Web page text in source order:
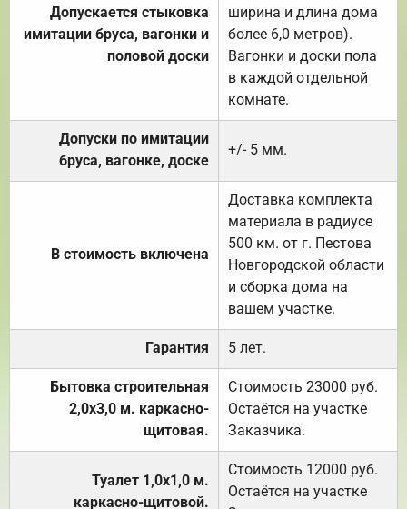
Допускается стыковка
имитации бруса, вагонки и
половой доски
ширина и длина дома
более 6,0 метров).
Вагонки и доски пола
в каждой отдельной
комнате.
Допуски по имитации
бруса, вагонке, доске
+/- 5 мм.
В стоимость включена
Доставка комплекта
материала в радиусе
500 км. от г. Пестова
Новгородской области
и сборка дома на
вашем участке.
Гарантия 5 лет.
Бытовка строительная
2,0х3,0 м. каркасно-
щитовая.
Стоимость 23000 руб.
Остаётся на участке
Заказчика.
Туалет 1,0х1,0 м.
каркасно-щитовой.
Стоимость 12000 руб.
Остаётся на участке